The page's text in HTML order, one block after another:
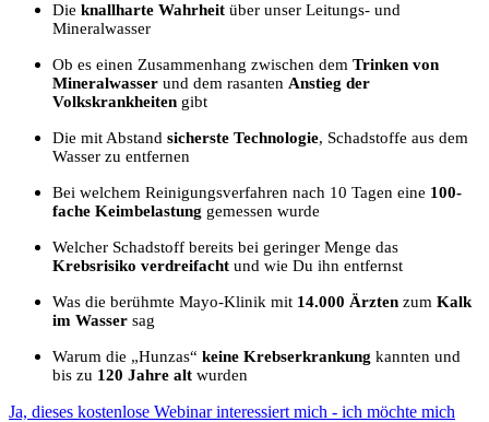
Die knallharte Wahrheit über unser Leitungs- und
Mineralwasser
Ob es einen Zusammenhang zwischen dem Trinken von
Mineralwasser und dem rasanten Anstieg der
Volkskrankheiten gibt
Die mit Abstand sicherste Technologie, Schadstoffe aus dem
Wasser zu entfernen
Bei welchem Reinigungsverfahren nach 10 Tagen eine 100-
fache Keimbelastung gemessen wurde
Welcher Schadstoff bereits bei geringer Menge das
Krebsrisiko verdreifacht und wie Du ihn entfernst
Was die berühmte Mayo-Klinik mit 14.000 Ärzten zum Kalk
im Wasser sag
Warum die „Hunzas“ keine Krebserkrankung kannten und
bis zu 120 Jahre alt wurden
Ja, dieses kostenlose Webinar interessiert mich - ich möchte mich